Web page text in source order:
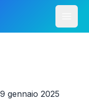
gennaio 2025